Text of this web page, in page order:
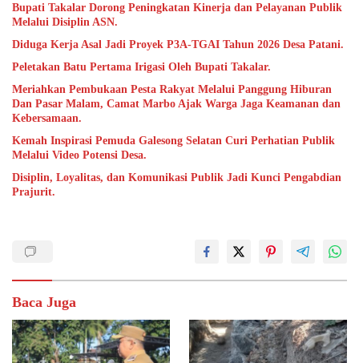
Bupati Takalar Dorong Peningkatan Kinerja dan Pelayanan Publik
Melalui Disiplin ASN.
Diduga Kerja Asal Jadi Proyek P3A-TGAI Tahun 2026 Desa Patani.
Peletakan Batu Pertama Irigasi Oleh Bupati Takalar.
Meriahkan Pembukaan Pesta Rakyat Melalui Panggung Hiburan
Dan Pasar Malam, Camat Marbo Ajak Warga Jaga Keamanan dan
Kebersamaan.
Kemah Inspirasi Pemuda Galesong Selatan Curi Perhatian Publik
Melalui Video Potensi Desa.
Disiplin, Loyalitas, dan Komunikasi Publik Jadi Kunci Pengabdian
Prajurit.
Baca Juga